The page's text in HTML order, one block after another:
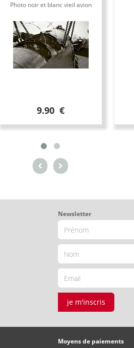
Photo noir et blanc vieil avion
9.90 €
Newsletter
je m'inscris
Moyens de paiements